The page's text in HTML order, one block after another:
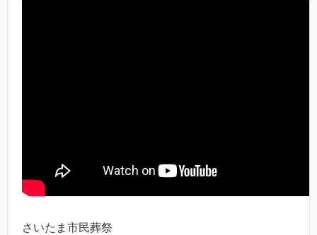
さいたま市民葬祭